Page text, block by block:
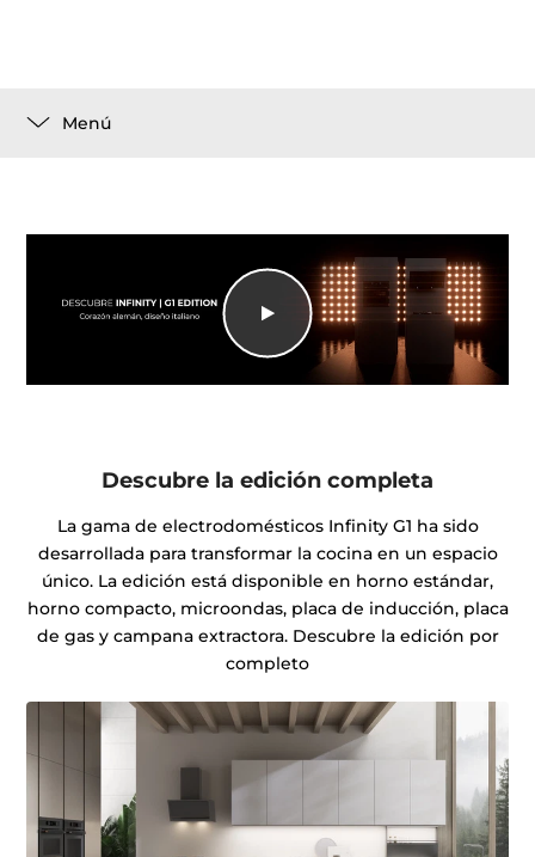
Menú
Descubre la edición completa
La gama de electrodomésticos Infinity G1 ha sido
desarrollada para transformar la cocina en un espacio
único. La edición está disponible en horno estándar,
horno compacto, microondas, placa de inducción, placa
de gas y campana extractora. Descubre la edición por
completo